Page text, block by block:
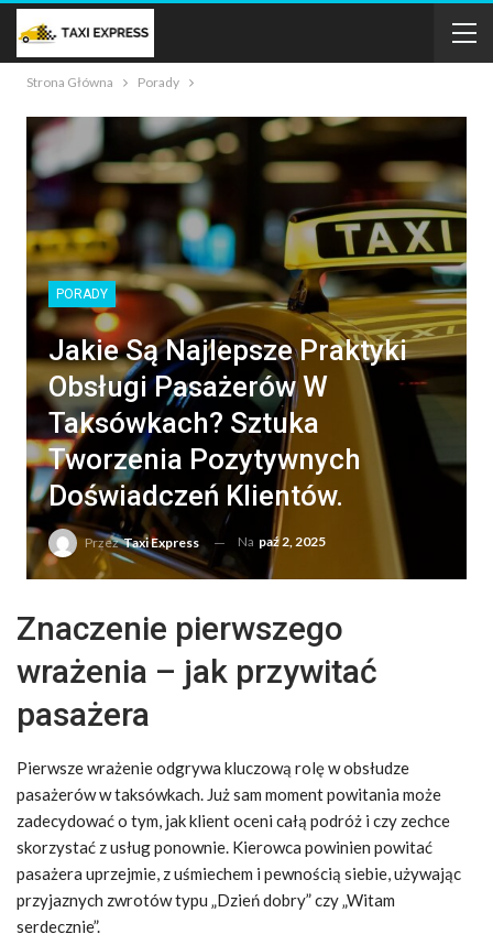
Strona Główna Porady
PORADY
Jakie Są Najlepsze Praktyki
Obsługi Pasażerów W
Taksówkach? Sztuka
Tworzenia Pozytywnych
Doświadczeń Klientów.
PrzezTaxi Express Na paź 2, 2025
Znaczenie pierwszego
wrażenia – jak przywitać
pasażera
Pierwsze wrażenie odgrywa kluczową rolę w obsłudze
pasażerów w taksówkach. Już sam moment powitania może
zadecydować o tym, jak klient oceni całą podróż i czy zechce
skorzystać z usług ponownie. Kierowca powinien powitać
pasażera uprzejmie, z uśmiechem i pewnością siebie, używając
przyjaznych zwrotów typu „Dzień dobry” czy „Witam
serdecznie”.